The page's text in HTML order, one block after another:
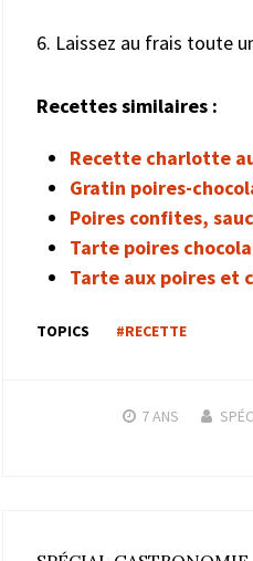
6. Laissez au frais toute
Recettes similaires :
Recette charlotte
Gratin poires-
Poires confites,
Tarte poires
Tarte aux poires et
TOPICS #RECETTE
7 ANS